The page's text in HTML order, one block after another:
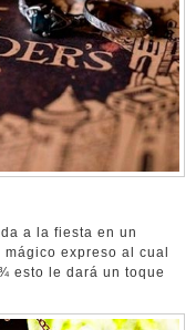
a la fiesta en un
expreso al cual
esto le dará un toque